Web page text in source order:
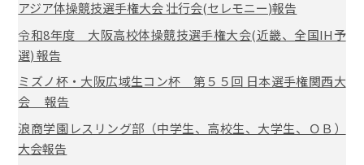
アジア体操競技選手権大会 壮行会(セレモニー)報告
令和8年度 大阪高校体操競技選手権大会(近畿、全国IH予
選) 報告
ミズノ杯・大阪広域生コン杯 第５５回 日本選手権関西大
会 報告
浪商学園レスリング部（中学生、高校生、大学生、ＯＢ）
大会報告